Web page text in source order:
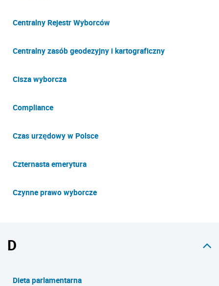
Centralny Rejestr Wyborców
Centralny zasób geodezyjny i kartograficzny
Cisza wyborcza
Compliance
Czas urzędowy w Polsce
Czternasta emerytura
Czynne prawo wyborcze
D
Dieta parlamentarna